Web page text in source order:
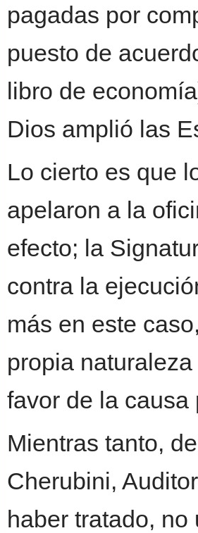
pagadas por
puesto de
libro de
Dios amplió las
Lo cierto es que
apelaron a la
efecto; la
contra la
más en este
propia
favor de la causa
Mientras tanto,
Cherubini,
haber tratado,